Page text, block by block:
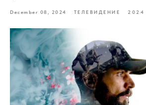
December 08, 2024 ТЕЛЕВИДЕНИЕ 2024